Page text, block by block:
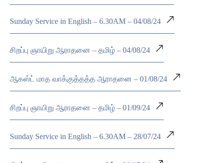
Sunday Service in English – 6.30AM – 04/08/24
சிறப்பு ஞாயிறு ஆராதனை – தமிழ் – 04/08/24
ஆகஸ்ட் மாத வாக்குத்தத்த ஆராதனை – 01/08/24
சிறப்பு ஞாயிறு ஆராதனை – தமிழ் – 01/09/24
Sunday Service in English – 6.30AM – 28/07/24